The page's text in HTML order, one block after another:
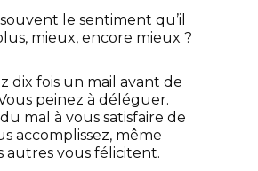
le sentiment qu’il
mieux, encore mieux ?
dix fois un mail avant de
Vous peinez à déléguer.
mal à vous satisfaire de
accomplissez, même
autres vous félicitent.